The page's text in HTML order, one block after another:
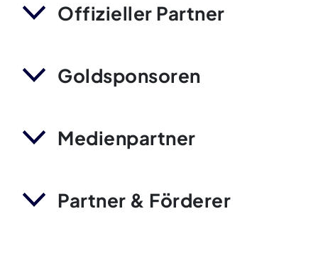
Offizieller Partner
Goldsponsoren
Medienpartner
Partner & Förderer